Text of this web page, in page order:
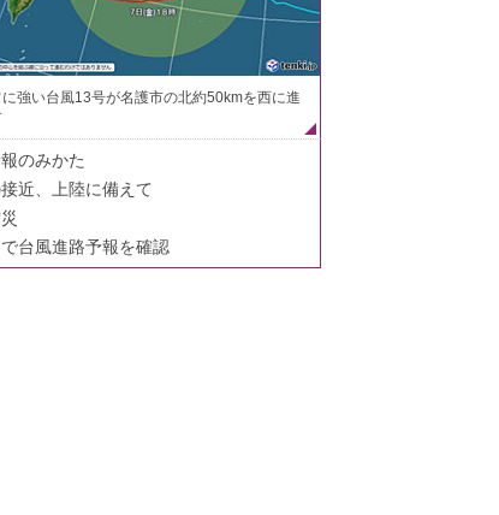
強い台風13号が名護市の北約50kmを西に進
のみかた
近、上陸に備えて
台風進路予報を確認